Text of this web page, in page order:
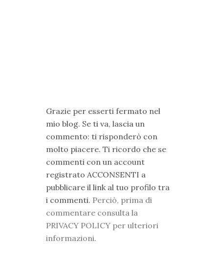
Grazie per esserti fermato nel
mio blog. Se ti va, lascia un
commento: ti risponderò con
molto piacere. Ti ricordo che se
commenti con un account
registrato ACCONSENTI a
pubblicare il link al tuo profilo tra
i commenti. Perciò, prima di
commentare consulta la
PRIVACY POLICY per ulteriori
informazioni.